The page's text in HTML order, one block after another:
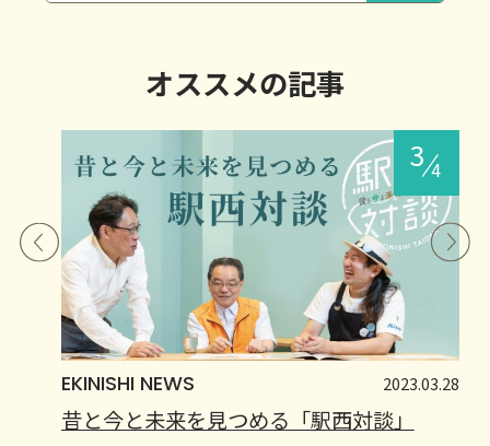
オススメの記事
EKINISHI NEWS 2023.03.28
昔と今と未来を見つめる「駅西対談」